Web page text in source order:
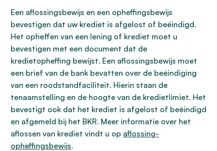
Een aflossingsbewijs en een opheffingsbewijs
bevestigen dat uw krediet is afgelost of beëindigd.
Het opheffen van een lening of krediet moet u
bevestigen met een document dat de
kredietopheffing bewijst. Een aflossingsbewijs moet
een brief van de bank bevatten over de beëindiging
van een roodstandfaciliteit. Hierin staan de
tenaamstelling en de hoogte van de kredietlimiet. Het
bevestigt ook dat het krediet is afgelost of beëindigd
en afgemeld bij het BKR. Meer informatie over het
aflossen van krediet vindt u op aflossing-
opheffingsbewijs.